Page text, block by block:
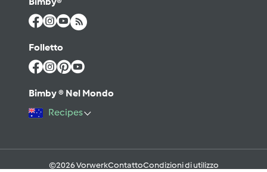
Folletto
Bimby ® Nel Mondo
Recipes
©2026 VorwerkContattoCondizioni di utilizzo